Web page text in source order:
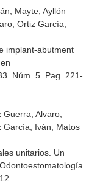
Mayte, Ayllón
Ortiz García,
implant-abutment
Núm. 5. Pag. 221-
Alvaro,
García, Iván, Matos
unitarios. Un